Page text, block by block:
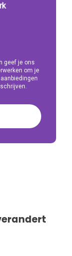
geef je ons
om je